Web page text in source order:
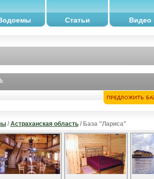
Статьи Видео
/ Астраханская область / База "Лариса"